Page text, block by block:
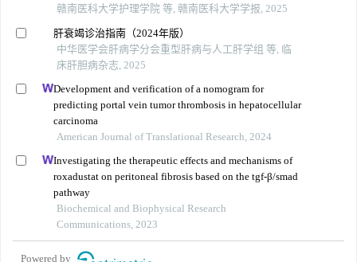
赣南医科大学护理学院 等, 赣南医科大学学报, 2025
肝衰竭诊治指南（2024年版）
中华医学会肝病学分会重型肝病与人工肝学组 等, 临
床肝胆病杂志, 2025
Development and verification of a nomogram for
predicting portal vein tumor thrombosis in hepatocellular
carcinoma
American Journal of Translational Research, 2024
Investigating the therapeutic effects and mechanisms of
roxadustat on peritoneal fibrosis based on the tgf-β/smad
pathway
Biochemical and Biophysical Research
Communications, 2023
Powered by